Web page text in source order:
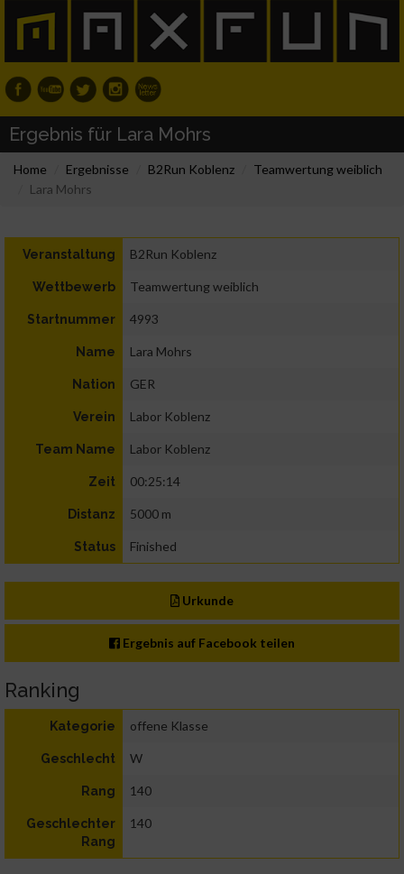
Ergebnis für Lara Mohrs
Home Ergebnisse B2Run Koblenz
Teamwertung weiblich
Lara Mohrs
Veranstaltung B2Run Koblenz
Wettbewerb Teamwertung weiblich
Startnummer 4993
Name Lara Mohrs
Nation GER
Verein Labor Koblenz
Team Name Labor Koblenz
Zeit 00:25:14
Distanz 5000 m
Status Finished
Urkunde
Ergebnis auf Facebook teilen
Ranking
Kategorie offene Klasse
Geschlecht W
Rang 140
Geschlechter
Rang
140